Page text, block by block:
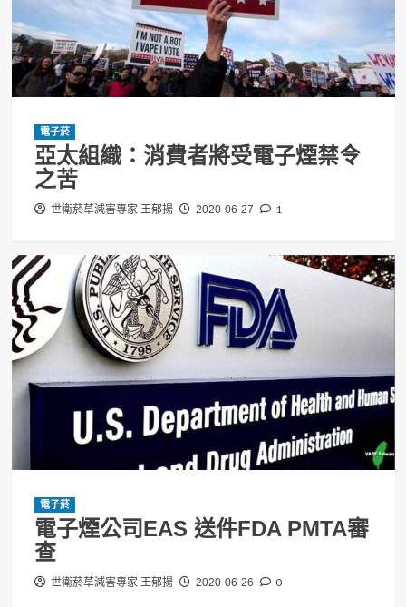
電子菸
亞太組織：消費者將受電子煙禁令
之苦
世衛菸草減害專家 王郁揚 2020-06-27 1
電子菸
電子煙公司EAS 送件FDA PMTA審
查
世衛菸草減害專家 王郁揚 2020-06-26 0